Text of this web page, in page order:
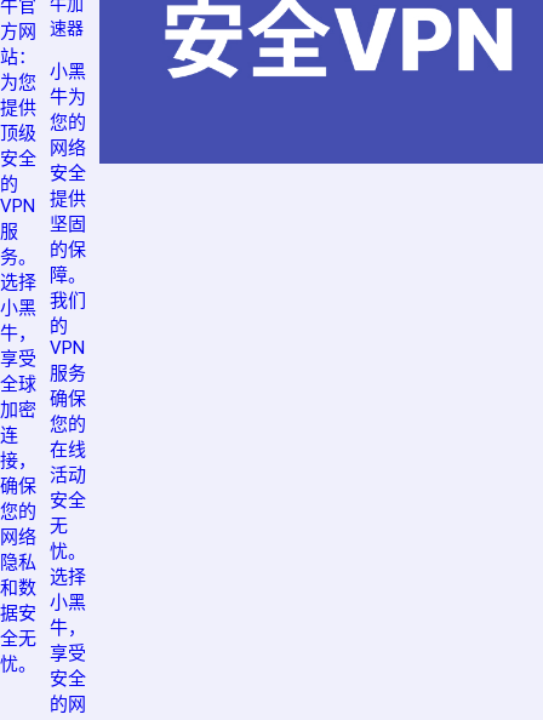
牛官
方网
站：
为您
提供
顶级
安全
的
VPN
服
务。
选择
小黑
牛，
享受
全球
加密
连
接，
确保
您的
网络
隐私
和数
据安
全无
忧。
速器
小黑
牛为
您的
网络
安全
提供
坚固
的保
障。
我们
的
VPN
服务
确保
您的
在线
活动
安全
无
忧。
选择
小黑
牛，
享受
安全
的网